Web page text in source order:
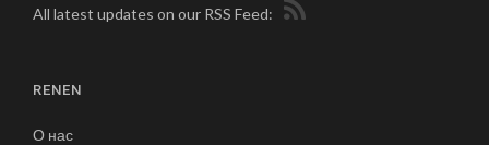
All latest updates on our RSS Feed:
RENEN
О нас